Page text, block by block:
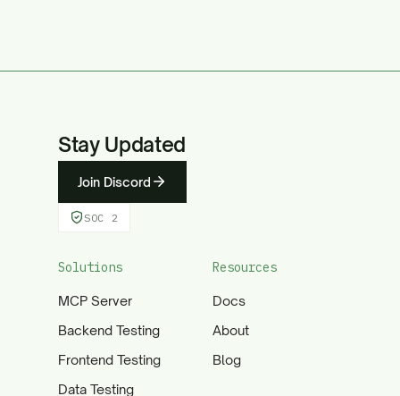
Stay Updated
Join Discord
SOC 2
Solutions
MCP Server
Backend Testing
Frontend Testing
Data Testing
Resources
Docs
About
Blog